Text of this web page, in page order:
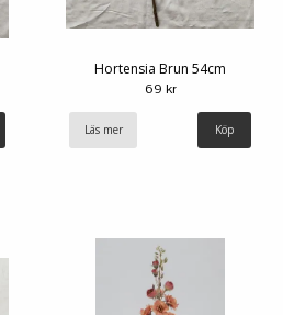
Hortensia Brun 54cm
69 kr
Läs mer